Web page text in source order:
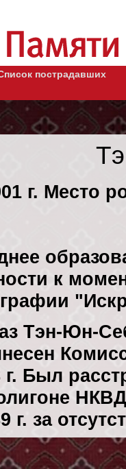
пострадавших
г. Место
к
Тэн-Юн-
г. Был
г. за